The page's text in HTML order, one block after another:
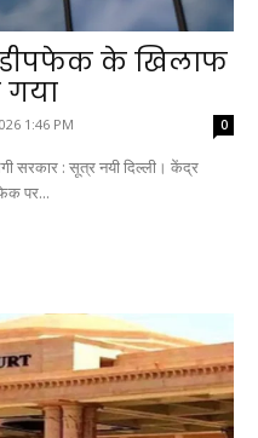
डीपफेक के खिलाफ
गया
1:46 PM 0
सरकार : सूत्र नयी दिल्ली। केंद्र
पर...